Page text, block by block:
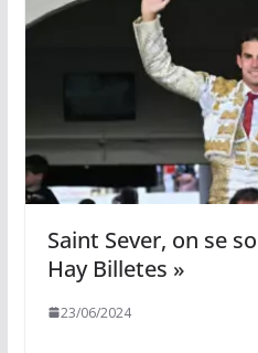
Saint Sever, on se
Hay Billetes »
23/06/2024